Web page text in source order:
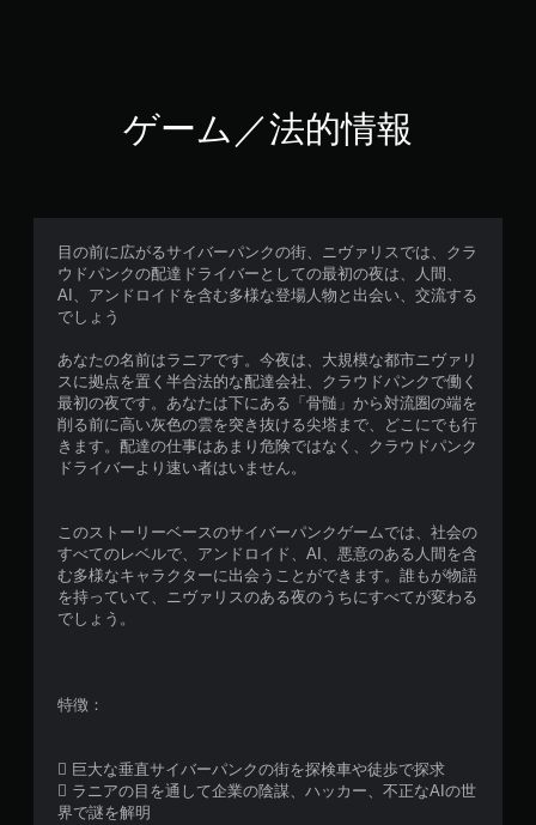
ゲーム／法的情報
目の前に広がるサイバーパンクの街、ニヴァリスでは、クラ
ウドパンクの配達ドライバーとしての最初の夜は、人間、
AI、アンドロイドを含む多様な登場人物と出会い、交流する
でしょう
あなたの名前はラニアです。今夜は、大規模な都市ニヴァリ
スに拠点を置く半合法的な配達会社、クラウドパンクで働く
最初の夜です。あなたは下にある「骨髄」から対流圏の端を
削る前に高い灰色の雲を突き抜ける尖塔まで、どこにでも行
きます。配達の仕事はあまり危険ではなく、クラウドパンク
ドライバーより速い者はいません。
このストーリーベースのサイバーパンクゲームでは、社会の
すべてのレベルで、アンドロイド、AI、悪意のある人間を含
む多様なキャラクターに出会うことができます。誰もが物語
を持っていて、ニヴァリスのある夜のうちにすべてが変わる
でしょう。
特徴：
 巨大な垂直サイバーパンクの街を探検車や徒歩で探求
 ラニアの目を通して企業の陰謀、ハッカー、不正なAIの世
界で謎を解明